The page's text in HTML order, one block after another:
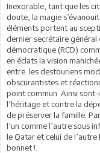
Inexorable, tant que les
doute, la magie
éléments portent au
dernier secrétaire
démocratique (RCD)
en éclats la vision
entre les destouriens
obscurantistes et
point commun. Ainsi
l’héritage et contre la
de préserver la famille.
l’un comme l’autre sous
le Qatar et celui de l’autre
bonnet !.